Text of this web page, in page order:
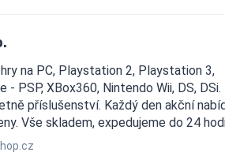
na PC, Playstation 2, Playstation 3,
PSP, XBox360, Nintendo Wii, DS, DSi.
příslušenství. Každý den akční
Vše skladem, expedujeme do 24